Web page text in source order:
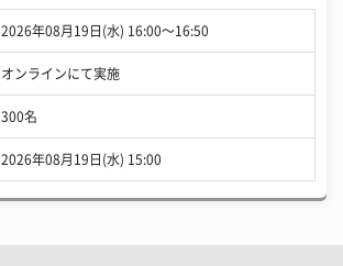
2026年08月19日(水) 16:00〜16:50
オンラインにて実施
300名
2026年08月19日(水) 15:00